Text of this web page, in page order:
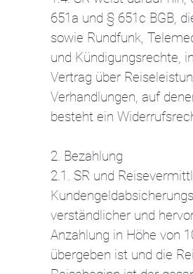
651a und § 651c BGB,
sowie Rundfunk,
und Kündigungsrechte,
Vertrag über
Verhandlungen, auf
besteht ein
2. Bezahlung
2.1. SR und
verständlicher und
Anzahlung in Höhe von
übergeben ist und die